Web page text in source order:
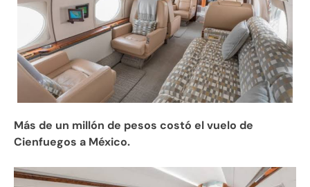
Más de un millón de pesos costó el vuelo de
Cienfuegos a México.